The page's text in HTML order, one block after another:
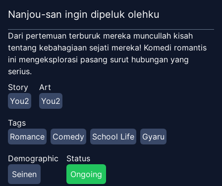
Nanjou-san ingin dipeluk olehku
Dari pertemuan terburuk mereka muncullah kisah
tentang kebahagiaan sejati mereka! Komedi romantis
ini mengeksplorasi pasang surut hubungan yang
serius.
Story
You2
Art
You2
Tags
Romance
Comedy School Life Gyaru
Demographic
Seinen
Status
Ongoing